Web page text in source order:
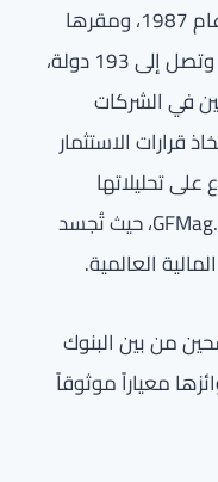
تأسست مجلة “غلوبل فايننس” في عام 1987، ومقرها
نيويورك. تُوزّع المجلة 50,000 نسخة وتصل إلى 193 دولة،
في الشركات
قرارات الاستثمار
تحليلاتها
ومقالاتها عبر الموقع الرسمي GFMag.com، حيث تُجسد
من بين البنوك
معياراً موثوقاً